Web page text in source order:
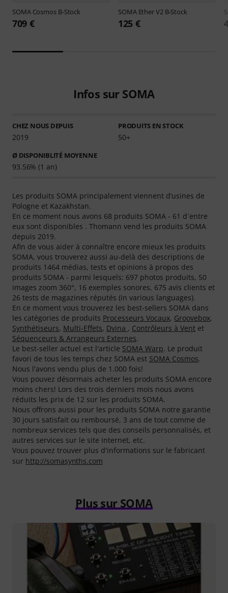
SOMA Cosmos B-Stock
709 €
SOMA Ether V2 B-Stock
125 €
Infos sur SOMA
CHEZ NOUS DEPUIS
2019
PRODUITS EN STOCK
50+
Ø DISPONIBLITÉ MOYENNE
93.56% (1 an)
Les produits SOMA principalement viennent d’usines de
Pologne et Kazakhstan.
En ce moment nous avons 68 produits SOMA - 61 d´entre
eux sont disponibles . Thomann vend les produits SOMA
depuis 2019.
Afin de vous aider à connaître encore mieux les produits
SOMA, vous trouverez aussi au-delà des descriptions de
produits 1464 médias, tests et opinions à propos des
produits SOMA - parmi lesquels: 697 photos produits, 50
images zoom 360°, 16 exemples sonores, 675 avis clients et
26 tests de magazines réputés (in various languages).
En ce moment vous trouverez les best-sellers SOMA dans
les catégories de produits Processeurs Vocaux, Groovebox,
Synthétiseurs, Multi-Effets, Dvina , Contrôleurs à Vent et
Séquenceurs & Arrangeurs Externes.
Le best-seller actuel est l'article SOMA Warp. Le produit
favori de tous les temps chez SOMA est SOMA Cosmos.
Nous l'avons vendu plus de 1.000 fois!
Vous pouvez désormais acheter les produits SOMA encore
moins chers! Lors des trois derniers mois nous avons
réduits les prix de 12 sur les produits SOMA.
Nous offrons aussi pour les produits SOMA notre garantie
30 jours satisfait ou remboursé, 3 ans de tout comme de
nombreux services tels que des conseils personnalisés, et
autres services sur le site internet, etc.
Vous pouvez trouver plus d'informations sur le fabricant
sur http://somasynths.com
Plus sur SOMA